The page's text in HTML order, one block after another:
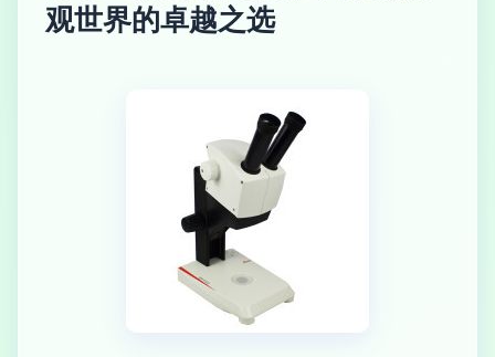
观世界的卓越之选